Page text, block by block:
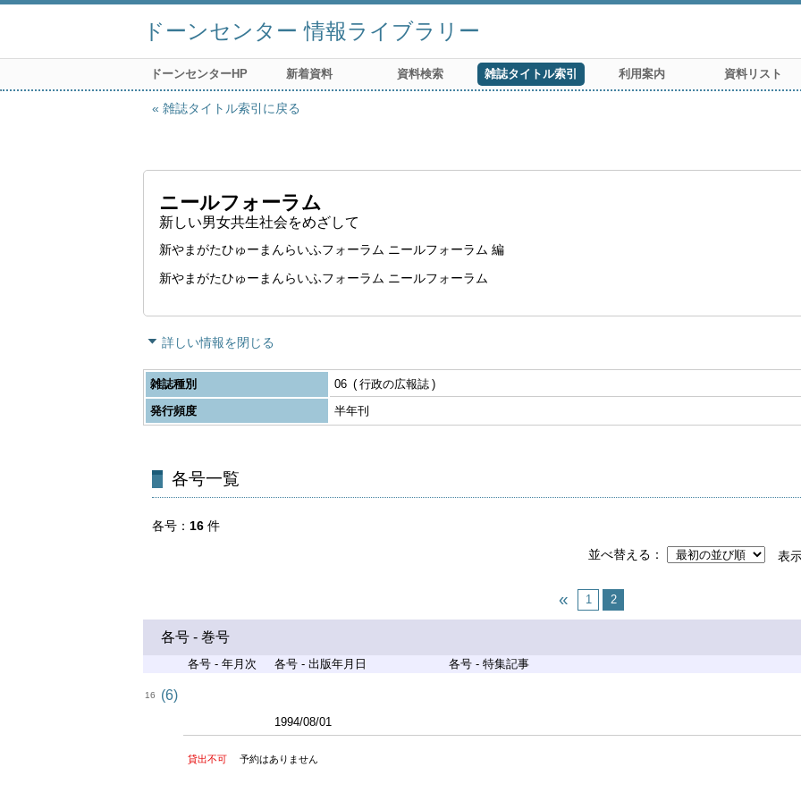
ドーンセンター 情報ライブラリー
ドーンセンターHP 新着資料 資料検索 雑誌タイトル索引 利用案内 資料リスト
雑誌タイトル索引に戻る
ニールフォーラム
新しい男女共生社会をめざして
新やまがたひゅーまんらいふフォーラム ニールフォーラム 編
新やまがたひゅーまんらいふフォーラム ニールフォーラム
詳しい情報を閉じる
雑誌種別 06
行政の広報誌
発行頻度
半年刊
各号一覧
各号 16 件
並べ替える
表
1 2
各号 - 巻号
各号 - 年月次 各号 - 出版年月日 各号 - 特集記事
16 (6)
1994/08/01
貸出不可 予約はありません